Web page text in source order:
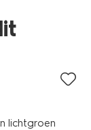
lichtgroen